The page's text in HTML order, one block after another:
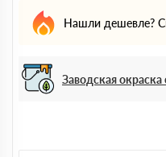
Нашли дешевле?
Заводская